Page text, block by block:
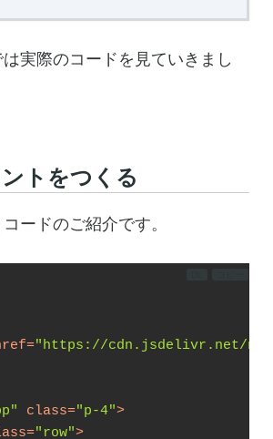
実際のコードを見ていきまし
トをつくる
ードのご紹介です。
="https://cdn.jsdelivr.net/
class="p-4">
="row">